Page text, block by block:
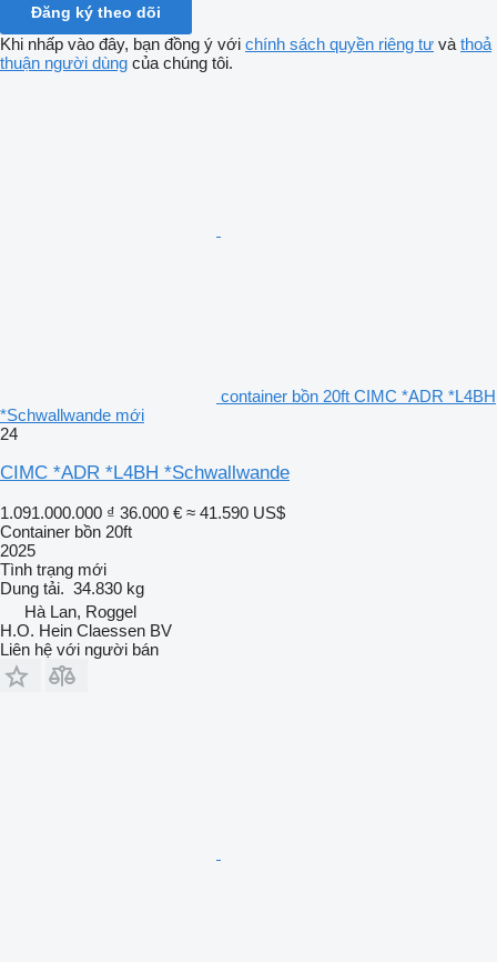
Đăng ký theo dõi
Khi nhấp vào đây, bạn đồng ý với chính sách quyền riêng tư và thoả
thuận người dùng của chúng tôi.
container bồn 20ft CIMC *ADR *L4BH
*Schwallwande mới
24
CIMC *ADR *L4BH *Schwallwande
1.091.000.000 ₫ 36.000 € ≈ 41.590 US$
Container bồn 20ft
2025
Tình trạng mới
Dung tải. 34.830 kg
Hà Lan, Roggel
H.O. Hein Claessen BV
Liên hệ với người bán